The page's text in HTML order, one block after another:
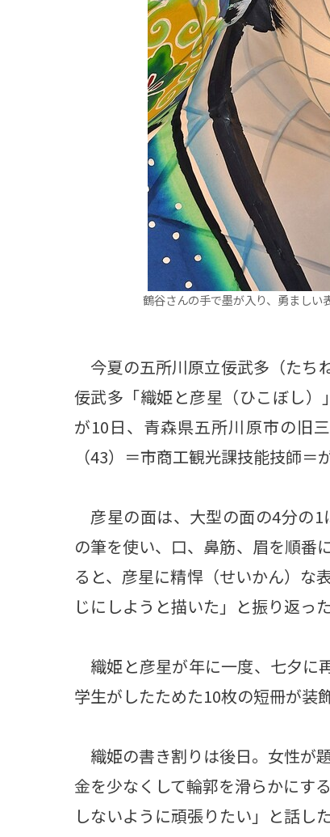
鶴谷さんの手で墨が入り、勇まし
今夏の五所川原立佞武多（たち
佞武多「織姫と彦星（ひこぼし
が10日、青森県五所川原市の旧
（43）＝市商工観光課技能技師＝
彦星の面は、大型の面の4分の1
の筆を使い、口、鼻筋、眉を順番
ると、彦星に精悍（せいかん）な
じにしようと描いた」と振り返った
織姫と彦星が年に一度、七夕に
学生がしたためた10枚の短冊が装
織姫の書き割りは後日。女性が
金を少なくして輪郭を滑らかにす
しないように頑張りたい」と話した